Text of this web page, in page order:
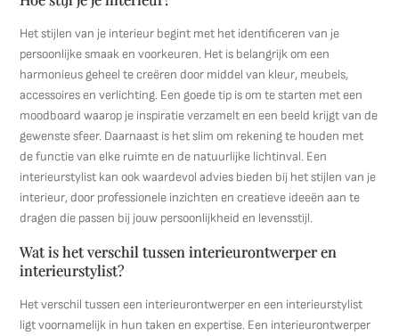
Het stijlen van je interieur begint met het identificeren van je
persoonlijke smaak en voorkeuren. Het is belangrijk om een
harmonieus geheel te creëren door middel van kleur, meubels,
accessoires en verlichting. Een goede tip is om te starten met een
moodboard waarop je inspiratie verzamelt en een beeld krijgt van de
gewenste sfeer. Daarnaast is het slim om rekening te houden met
de functie van elke ruimte en de natuurlijke lichtinval. Een
interieurstylist kan ook waardevol advies bieden bij het stijlen van je
interieur, door professionele inzichten en creatieve ideeën aan te
dragen die passen bij jouw persoonlijkheid en levensstijl.
Wat is het verschil tussen interieurontwerper en
interieurstylist?
Het verschil tussen een interieurontwerper en een interieurstylist
ligt voornamelijk in hun taken en expertise. Een interieurontwerper